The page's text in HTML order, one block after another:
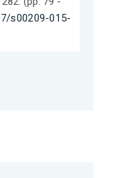
s00209-015-